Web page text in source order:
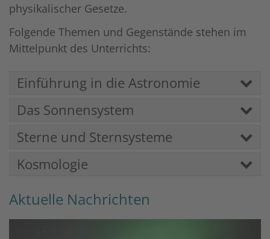
physikalischer Gesetze.
Folgende Themen und Gegenstände stehen im
Mittelpunkt des Unterrichts:
Einführung in die Astronomie
Das Sonnensystem
Sterne und Sternsysteme
Kosmologie
Aktuelle Nachrichten